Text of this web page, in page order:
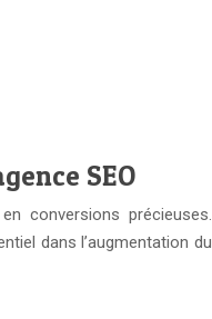
SEO
conversions précieuses.
dans l’augmentation du